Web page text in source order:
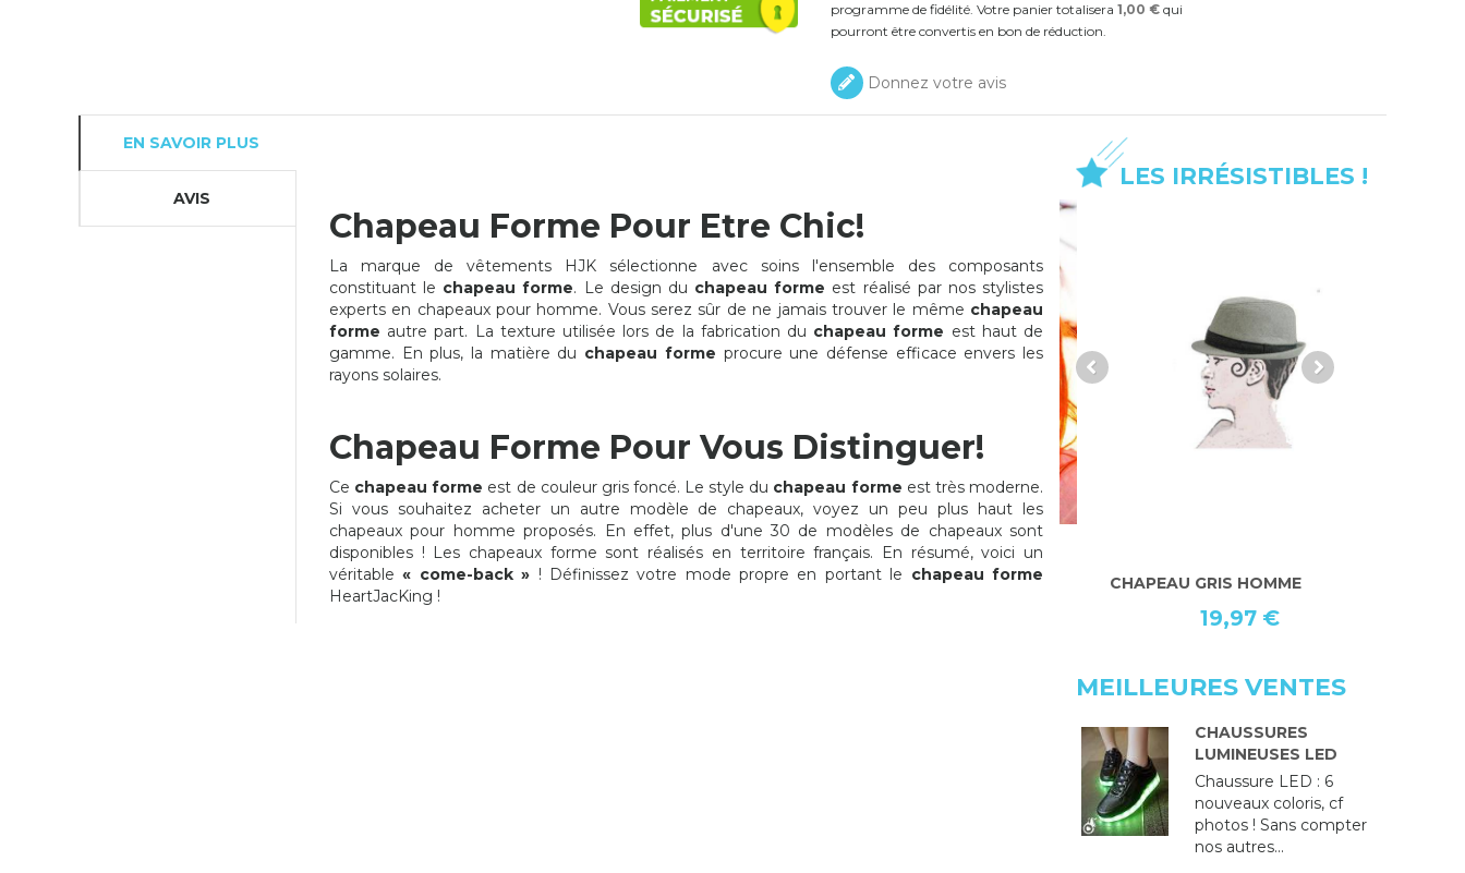
programme de fidélité. Votre panier totalisera 1,00 €qui
pourront être convertis en bon de réduction.
Donnez votre avis
EN SAVOIR PLUS
AVIS
Chapeau Forme Pour Etre Chic!
La marque de vêtements HJK sélectionne avec soins l'ensemble des composants
constituant le chapeau forme. Le design du chapeau forme est réalisé par nos stylistes
experts en chapeaux pour homme. Vous serez sûr de ne jamais trouver le même chapeau
forme autre part. La texture utilisée lors de la fabrication du chapeau forme est haut de
gamme. En plus, la matière du chapeau forme procure une défense efficace envers les
rayons solaires.
Chapeau Forme Pour Vous Distinguer!
Ce chapeau forme est de couleur gris foncé. Le style du chapeau forme est très moderne.
Si vous souhaitez acheter un autre modèle de chapeaux, voyez un peu plus haut les
chapeaux pour homme proposés. En effet, plus d'une 30 de modèles de chapeaux sont
disponibles ! Les chapeaux forme sont réalisés en territoire français. En résumé, voici un
véritable« come-back » ! Définissez votre mode propre en portant le chapeau forme
HeartJacKing !
LES IRRÉSISTIBLES !
CHAPEAU MEXICAIN
20,97 €
CHAPEAU ANGLAIS
COURONNE DE FLEURS :
CHAPEAU GRIS HOMME
19,97 €
MEILLEURES VENTES
CHAUSSURES
LUMINEUSES LED
Chaussure LED : 6
nouveaux coloris, cf
photos ! Sans compter
nos autres...